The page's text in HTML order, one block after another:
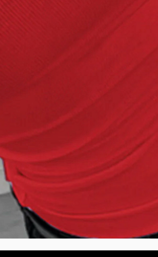
Vista rápida